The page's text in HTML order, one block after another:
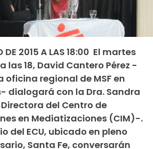
DE 2015 A LAS 18:00 El martes
las 18, David Cantero Pérez -
oficina regional de MSF en
dialogará con la Dra. Sandra
del Centro de
en Mediatizaciones (CIM)-.
del ECU, ubicado en pleno
Santa Fe, conversarán